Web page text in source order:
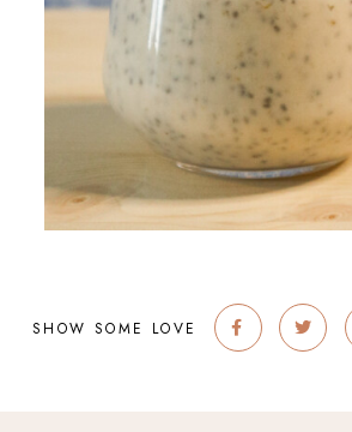
SHOW SOME LOVE